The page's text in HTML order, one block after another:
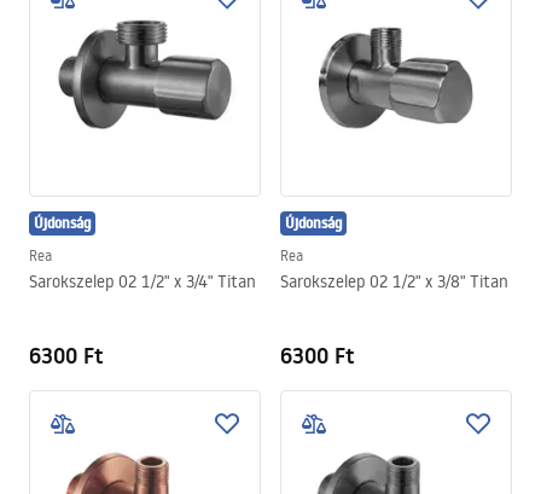
Újdonság
Rea
Sarokszelep 02 1/2" x 3/4" Titan
6300 Ft
Újdonság
Rea
Sarokszelep 02 1/2" x 3/8" Titan
6300 Ft